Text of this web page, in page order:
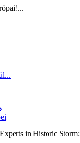
in Historic